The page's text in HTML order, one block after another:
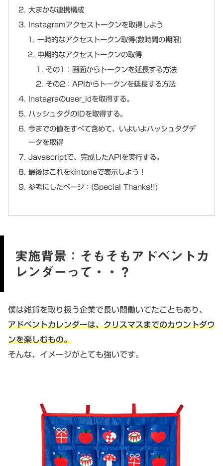
大まかな連携構成
Instagramアクセストークンを取得しよう
一時的なアクセストークン取得(数時間の期限)
中期的なアクセストークンの取得
その1：画面からトークンを延長する方法
その2：APIからトークンを延長する方法
Instagraのuser_idを取得する。
ハッシュタグのIDを取得する。
今までの値をすべて含めて、いよいよハッシュタグデ
ータを取得
Javascriptで、完成したAPIを実行する。
最後はこれをkintoneで表示しよう！
参考にしたページ：(Special Thanks!!)
実施背景：そもそもアドベントカ
レンダーって・・？
僕は雑貨を取り扱う企業で長い間働いてたこともあり、
アドベントカレンダーは、クリスマスまでのカウントダウ
ンを楽しむもの。
そんな、イメージがとても強いです。